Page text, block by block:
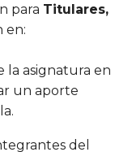
para Titulares,
en:
la asignatura en
un aporte
del